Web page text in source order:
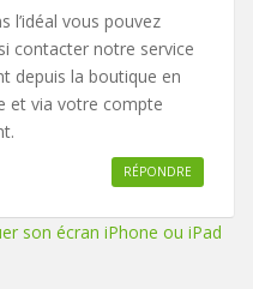
l’idéal vous pouvez
contacter notre service
depuis la boutique en
et via votre compte
RÉPONDRE
son écran iPhone ou iPad